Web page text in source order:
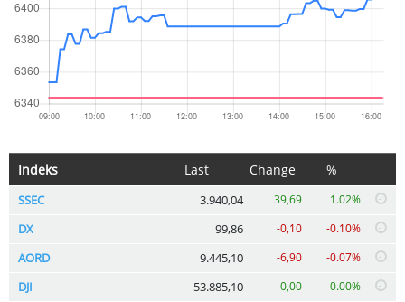
Indeks Last Change %
SSEC 3.940,04 39,69 1.02%
DX 99,86 -0,10 -0.10%
AORD 9.445,10 -6,90 -0.07%
DJI 53.885,10 0,00 0.00%